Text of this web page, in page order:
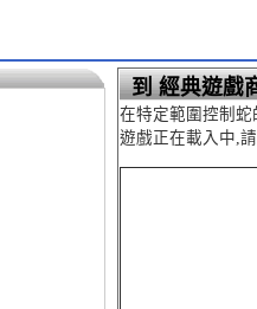
到 經典遊戲
在特定範圍控制
遊戲正在載入中,